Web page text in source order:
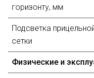
горизонту, мм
Подсветка
сетки
Физические и